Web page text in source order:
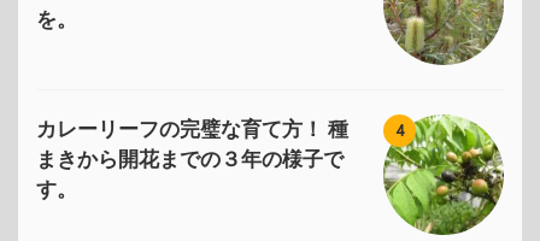
を。
4
カレーリーフの完璧な育て方！ 種
まきから開花までの３年の様子で
す。